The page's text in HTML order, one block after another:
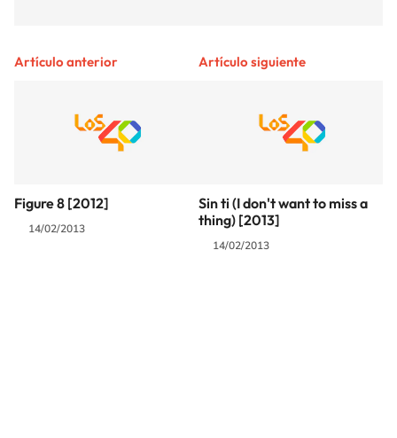
Artículo anterior
Figure 8 [2012]
14/02/2013
Artículo siguiente
Sin ti (I don't want to miss a
thing) [2013]
14/02/2013